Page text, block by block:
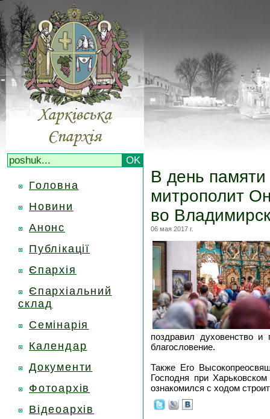
Головна
Новини
Анонс
Публікації
Єпархія
Єпархіальний
склад
Семінарія
Календар
Документи
Фотоархів
Відеоархів
В день
митрополит
во
06 мая 2017 г.
поздравил духовенство
благословение.
Также Его
Господня при
ознакомился с ходом